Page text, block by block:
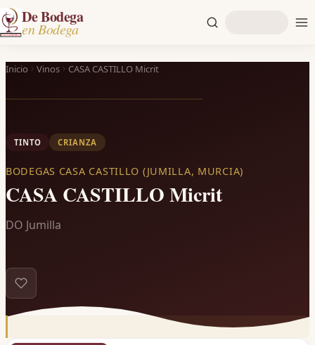
De Bodega
en Bodega
Inicio Vinos CASA CASTILLO Micrit
TINTO CRIANZA
BODEGAS CASA CASTILLO (JUMILLA, MURCIA)
CASA CASTILLO Micrit
DO Jumilla